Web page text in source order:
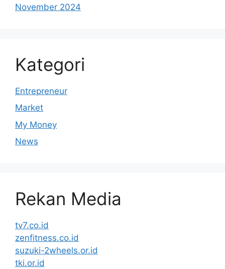
November 2024
Kategori
Entrepreneur
Market
My Money
News
Rekan Media
tv7.co.id
zenfitness.co.id
suzuki-2wheels.or.id
tki.or.id